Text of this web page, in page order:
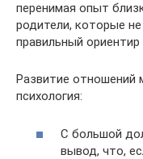
перенимая опыт
родители, которые
правильный
Развитие
психология:
С большой
вывод, что,